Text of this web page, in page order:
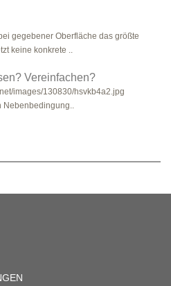
gegebener Oberfläche das größte
keine konkrete ..
Vereinfachen?
images/130830/hsvkb4a2.jpg
Nebenbedingung..